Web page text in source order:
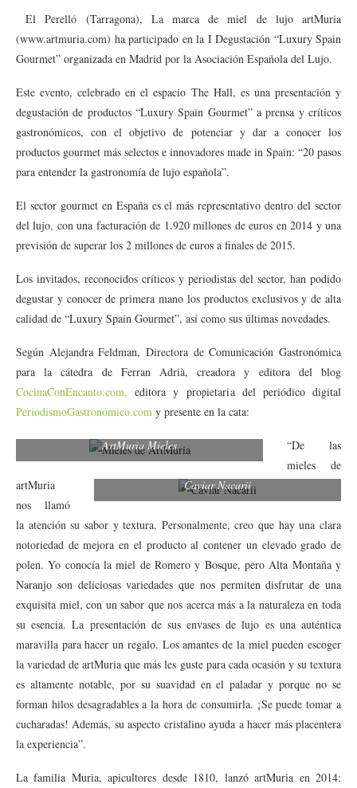
El Perelló (Tarragona), La marca de miel de lujo artMuria
(www.artmuria.com) ha participado en la I Degustación “Luxury Spain
Gourmet” organizada en Madrid por la Asociación Española del Lujo.
Este evento, celebrado en el espacio The Hall, es una presentación y
degustación de productos “Luxury Spain Gourmet” a prensa y críticos
gastronómicos, con el objetivo de potenciar y dar a conocer los
productos gourmet más selectos e innovadores made in Spain: “20 pasos
para entender la gastronomía de lujo española”.
El sector gourmet en España es el más representativo dentro del sector
del lujo, con una facturación de 1.920 millones de euros en 2014 y una
previsión de superar los 2 millones de euros a finales de 2015.
Los invitados, reconocidos críticos y periodistas del sector, han podido
degustar y conocer de primera mano los productos exclusivos y de alta
calidad de “Luxury Spain Gourmet”, así como sus últimas novedades.
Según Alejandra Feldman, Directora de Comunicación Gastronómica
para la cátedra de Ferran Adrià, creadora y editora del blog
CocinaConEncanto.com, editora y propietaria del periódico digital
PeriodismoGastronómico.com y presente en la cata:
ArtMuria Mieles
Caviar Nacarii
“De las
mieles de
artMuria
nos llamó
la atención su sabor y textura. Personalmente, creo que hay una clara
notoriedad de mejora en el producto al contener un elevado grado de
polen. Yo conocía la miel de Romero y Bosque, pero Alta Montaña y
Naranjo son deliciosas variedades que nos permiten disfrutar de una
exquisita miel, con un sabor que nos acerca más a la naturaleza en toda
su esencia. La presentación de sus envases de lujo es una auténtica
maravilla para hacer un regalo. Los amantes de la miel pueden escoger
la variedad de artMuria que más les guste para cada ocasión y su textura
es altamente notable, por su suavidad en el paladar y porque no se
forman hilos desagradables a la hora de consumirla. ¡Se puede tomar a
cucharadas! Además, su aspecto cristalino ayuda a hacer más placentera
la experiencia”.
La familia Muria, apicultores desde 1810, lanzó artMuria en 2014: